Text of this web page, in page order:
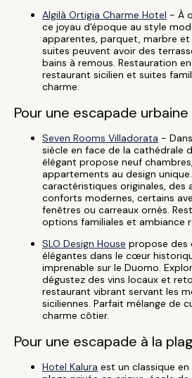
Algilà Ortigia Charme Hotel - À
ce joyau d'époque au style
apparentes, parquet, marbre et
suites peuvent avoir des
bains à remous. Restauration
restaurant sicilien et suites
charme.
Pour une escapade urbaine
Seven Rooms Villadorata -
siècle en face de la cathédrale
élégant propose neuf
appartements au design
caractéristiques originales, des
conforts modernes, certains
fenêtres ou carreaux ornés.
options familiales et ambiance
SLO Design House propose des
élégantes dans le cœur
imprenable sur le Duomo.
dégustez des vins locaux et
restaurant vibrant servant les
siciliennes. Parfait mélange de
charme côtier.
Pour une escapade à la
Hotel Kalura est un classique